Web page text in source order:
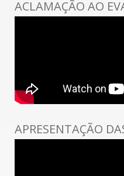
ACLAMAÇÃO AO
APRESENTAÇÃO